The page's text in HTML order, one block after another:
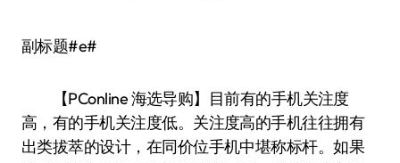
副标题#e#
【PConline 海选导购】目前有的手机关注度
高，有的手机关注度低。关注度高的手机往往拥有
出类拔萃的设计，在同价位手机中堪称标杆。如果